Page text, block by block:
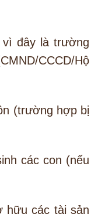
đây là trường
CCCD/Hộ
(trường hợp bị
các con (nếu
hữu các tài sản